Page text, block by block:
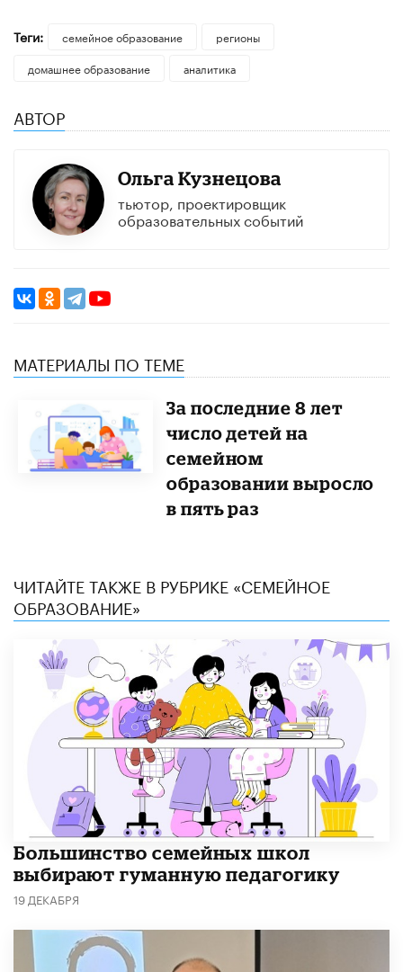
Теги: семейное образование
регионы
домашнее образование
аналитика
АВТОР
Ольга Кузнецова
тьютор, проектировщик
образовательных событий
МАТЕРИАЛЫ ПО ТЕМЕ
За последние 8 лет
число детей на
семейном
образовании выросло
в пять раз
ЧИТАЙТЕ ТАКЖЕ В РУБРИКЕ «СЕМЕЙНОЕ
ОБРАЗОВАНИЕ»
Большинство семейных школ
выбирают гуманную педагогику
19 ДЕКАБРЯ